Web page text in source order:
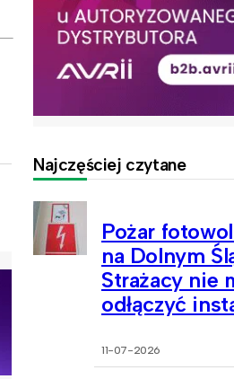
Najczęściej czytane
Pożar
na Dolnym
Strażacy nie
odłączyć
11-07-2026